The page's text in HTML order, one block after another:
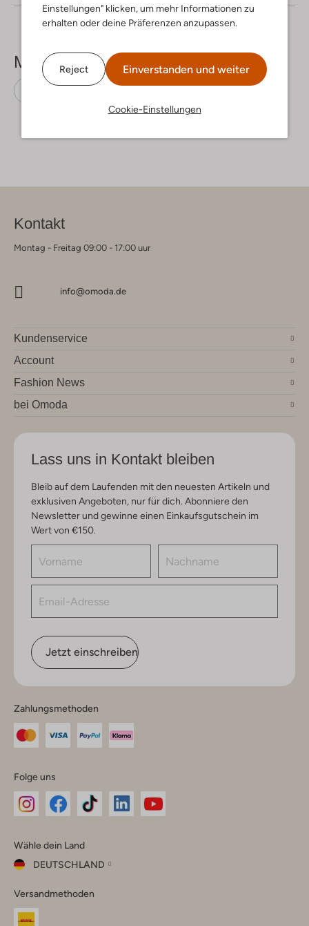
Einstellungen" klicken, um mehr Informationen zu
erhalten oder deine Präferenzen anzupassen.
Reject Einverstanden und weiter
Cookie-Einstellungen
Mehr sehen
Kontakt
Montag - Freitag 09:00 - 17:00 uur
info@omoda.de
Kundenservice
Account
Fashion News
bei Omoda
Lass uns in Kontakt bleiben
Bleib auf dem Laufenden mit den neuesten Artikeln und
exklusiven Angeboten, nur für dich. Abonniere den
Newsletter und gewinne einen Einkaufsgutschein im
Wert von €150.
Jetzt einschreiben
Zahlungsmethoden
Folge uns
Instagram
Facebook
TikTok
Wähle dein Land
DEUTSCHLAND
dein
Land
Versandmethoden